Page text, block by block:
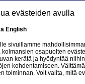
Tietoa meistä
evästeiden avulla
English
sivuillamme
osapuolten
kerätä ja hyödyntää
kohdentamiseen.
toiminnan. Voit valita, mitä